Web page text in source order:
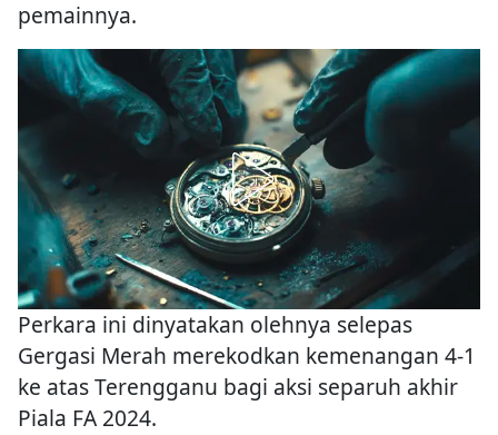
pemainnya.
Perkara ini dinyatakan olehnya selepas
Gergasi Merah merekodkan kemenangan 4-1
ke atas Terengganu bagi aksi separuh akhir
Piala FA 2024.